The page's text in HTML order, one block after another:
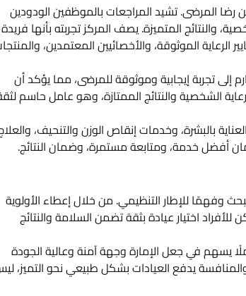
المرضى. تشيد المراجعات بالموظفين الودودين
والنتائج المتميزة. يصف المركز تجربته بأنها فريدة
الرعاية الموثوقة، والأخصائيين المعتمدين،
إلى تجربة إيجابية وموثوقة للمرضى، مما يؤكد أن
الشخصية والنتائج الممتازة، وهو عامل حاسم
بالبشرة، وخدمات إنقاص الوزن والتنحيف،
أفضل خدمة، ومتابعة مستمرة، وضمان النتائج.
وفهمًا للإطار التنظيمي. من خلال إعطاء الأولوية
اختيار عيادة بثقة تضمن السلامة والنتائج
يسهم في جعل الإمارة وجهة آمنة وعالية الجودة
يدفع العيادات بشكل طبيعي نحو التميز،